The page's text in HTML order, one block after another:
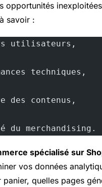
opportunités
savoir :
utilisateurs,
techniques,
contenus,
merchandising.
spécialisé sur
vos données
panier, quelles pages